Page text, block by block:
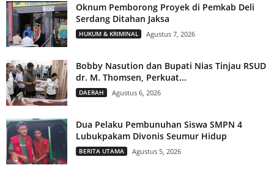
Oknum Pemborong Proyek di Pemkab Deli
Serdang Ditahan Jaksa
HUKUM & KRIMINAL Agustus 7, 2026
Bobby Nasution dan Bupati Nias Tinjau RSUD
dr. M. Thomsen, Perkuat...
DAERAH Agustus 6, 2026
Dua Pelaku Pembunuhan Siswa SMPN 4
Lubukpakam Divonis Seumur Hidup
BERITA UTAMA Agustus 5, 2026